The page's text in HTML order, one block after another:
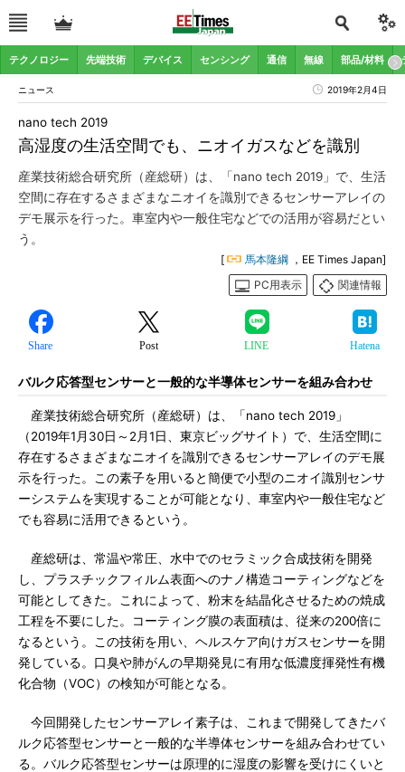
テクノロジー 先端技術 デバイス センシング 通信 無線 部品/材料
ニュース 2019年2月4日
高湿度の生活空間でも、ニオイガスなどを識別
nano tech 2019
産業技術総合研究所（産総研）は、「nano tech 2019」で、生活
空間に存在するさまざまなニオイを識別できるセンサーアレイの
デモ展示を行った。車室内や一般住宅などでの活用が容易だとい
う。
[ 馬本隆綱 ，EE Times Japan]
PC用表示
関連情報
Share Post LINE Hatena
バルク応答型センサーと一般的な半導体センサーを組み合わせ
産業技術総合研究所（産総研）は、「nano tech 2019」
（2019年1月30日～2月1日、東京ビッグサイト）で、生活空間に
存在するさまざまなニオイを識別できるセンサーアレイのデモ展
示を行った。この素子を用いると簡便で小型のニオイ識別センサ
ーシステムを実現することが可能となり、車室内や一般住宅など
でも容易に活用できるという。
産総研は、常温や常圧、水中でのセラミック合成技術を開発
し、プラスチックフィルム表面へのナノ構造コーティングなどを
可能としてきた。これによって、粉末を結晶化させるための焼成
工程を不要にした。コーティング膜の表面積は、従来の200倍に
なるという。この技術を用い、ヘルスケア向けガスセンサーを開
発している。口臭や肺がんの早期発見に有用な低濃度揮発性有機
化合物（VOC）の検知が可能となる。
今回開発したセンサーアレイ素子は、これまで開発してきたバ
ルク応答型センサーと一般的な半導体センサーを組み合わせてい
る。バルク応答型センサーは原理的に湿度の影響を受けにくいと